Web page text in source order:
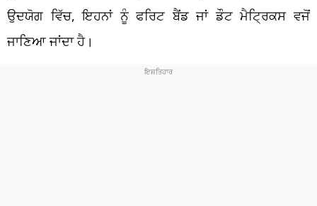
ਉਦਯੋਗ ਵਿੱਚ, ਇਹਨਾਂ ਨੂੰ ਫਰਿਟ ਬੈਂਡ ਜਾਂ ਡੌਟ ਮੈਟ੍ਰਿਕਸ ਵਜੋਂ
ਜਾਣਿਆ ਜਾਂਦਾ ਹੈ।